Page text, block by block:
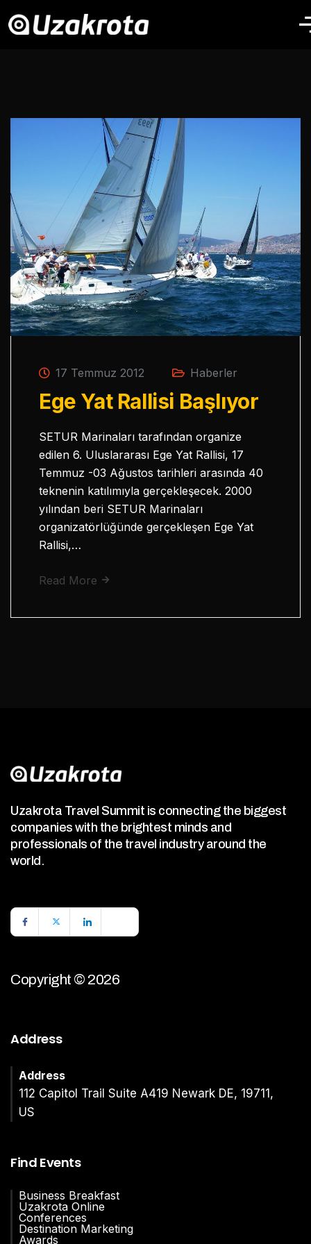
17 Temmuz 2012 Haberler
Ege Yat Rallisi Başlıyor
SETUR Marinaları tarafından organize
edilen 6. Uluslararası Ege Yat Rallisi, 17
Temmuz -03 Ağustos tarihleri arasında 40
teknenin katılımıyla gerçekleşecek. 2000
yılından beri SETUR Marinaları
organizatörlüğünde gerçekleşen Ege Yat
Rallisi,…
Read More
Uzakrota Travel Summit is connecting the biggest
companies with the brightest minds and
professionals of the travel industry around the
world.
Copyright © 2026
Address
Address
112 Capitol Trail Suite A419 Newark DE, 19711,
US
Find Events
Business Breakfast
Uzakrota Online
Conferences
Destination Marketing
Awards